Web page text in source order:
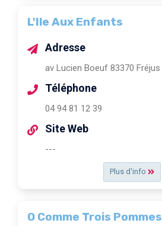
L'Ile Aux Enfants
Plus d'info
Adresse
av Lucien Boeuf 83370 Fréjus
Téléphone
04 94 81 12 39
Site Web
---
O Comme Trois Pommes